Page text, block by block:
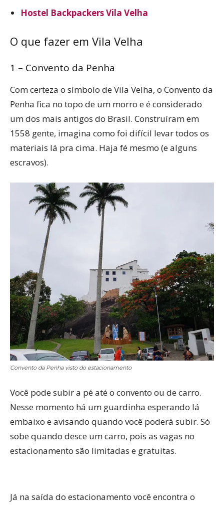
Hostel Backpackers Vila Velha
O que fazer em Vila Velha
1 – Convento da Penha
Com certeza o símbolo de Vila Velha, o Convento da
Penha fica no topo de um morro e é considerado
um dos mais antigos do Brasil. Construíram em
1558 gente, imagina como foi difícil levar todos os
materiais lá pra cima. Haja fé mesmo (e alguns
escravos).
Convento da Penha visto do estacionamento
Você pode subir a pé até o convento ou de carro.
Nesse momento há um guardinha esperando lá
embaixo e avisando quando você poderá subir. Só
sobe quando desce um carro, pois as vagas no
estacionamento são limitadas e gratuitas.
Já na saída do estacionamento você encontra o